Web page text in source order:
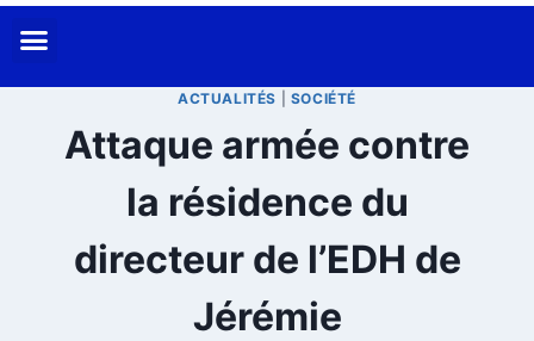
ACTUALITÉS SOCIÉTÉ
Attaque armée contre
la résidence du
directeur de l’EDH de
Jérémie